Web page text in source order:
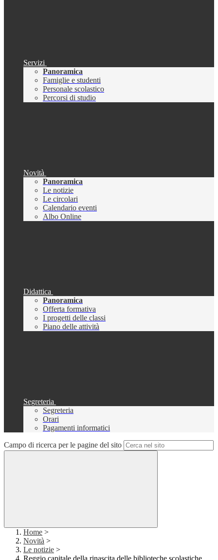
Servizi
Panoramica
Famiglie e studenti
Personale scolastico
Percorsi di studio
Novità
Panoramica
Le notizie
Le circolari
Calendario eventi
Albo Online
Didattica
Panoramica
Offerta formativa
I progetti delle classi
Piano delle attività
Segreteria
Segreteria
Orari
Pagamenti informatici
Campo di ricerca per le pagine del sito
Home >
Novità >
Le notizie >